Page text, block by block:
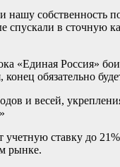
нашу собственность
спускали в сточную
«Единая Россия»
обязательно
и весей,
ставку до
рынке.